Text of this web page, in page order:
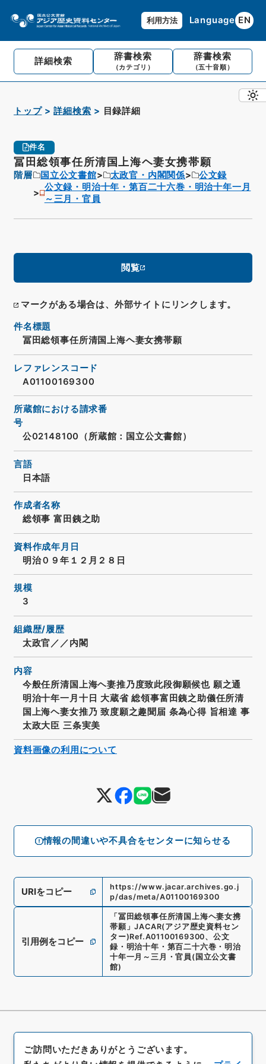
利用方法 Language EN
詳細検索 辞書検索
（カテゴリ）
辞書検索
（五十音順）
トップ 詳細検索 目録詳細
件名
冨田総領事任所清国上海ヘ妻女携帯願
階層 国立公文書館 太政官・内閣関係
公文録
公文録・明治十年・第百二十六巻・明治十年一月
～三月・官員
閲覧
マークがある場合は、外部サイトにリンクします。
情報の間違いや不具合をセンターに知らせる
件名標題
冨田総領事任所清国上海ヘ妻女携帯願
レファレンスコード
A01100169300
所蔵館における請求番
号
公02148100（所蔵館：国立公文書館）
言語
日本語
作成者名称
総領事 富田銕之助
資料作成年月日
明治０９年１２月２８日
規模
3
組織歴/履歴
太政官／／内閣
内容
今般任所清国上海ヘ妻推乃度致此段御願候也 願之通
明治十年一月十日 大蔵省 総領事富田銕之助儀任所清
国上海ヘ妻女推乃 致度願之趣聞届 条為心得 旨相達 事
太政大臣 三条実美
URIをコピー
https://www.jacar.archives.go.j
p/das/meta/A01100169300
引用例をコピー
「 冨田総領事任所清国上海ヘ妻女携
帯願」JACAR(アジア歴史資料セン
ター)Ref.A01100169300、公文
録・明治十年・第百二十六巻・明治
十年一月～三月・官員 ( 国立公文書
館)
資料画像の利用について
ご訪問いただきありがとうございます。